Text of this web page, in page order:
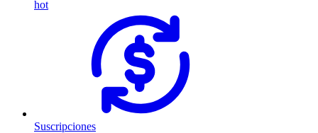
hot
Suscripciones